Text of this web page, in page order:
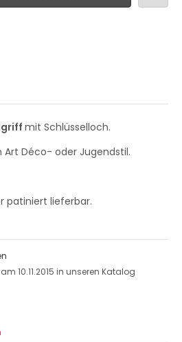
mit Schlüsselloch.
Art Déco- oder Jugendstil.
patiniert lieferbar.
10.11.2015 in unseren Katalog